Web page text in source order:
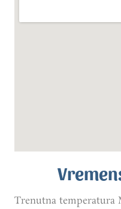
Trenutna temperatura